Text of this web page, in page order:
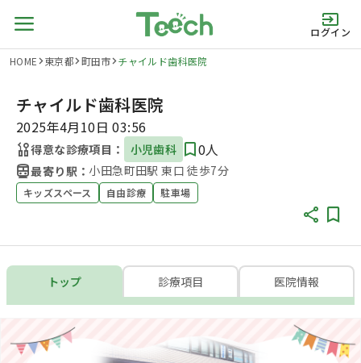
ログイン
HOME 東京都 町田市 チャイルド歯科医院
チャイルド歯科医院
2025年4月10日 03:56
得意な診療項目： 小児歯科 0人
最寄り駅： 小田急町田駅 東口 徒歩7分
キッズスペース 自由診療 駐車場
トップ 診療項目 医院情報